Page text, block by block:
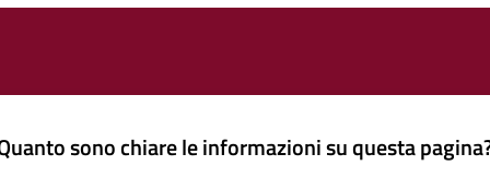
sono chiare le informazioni su questa